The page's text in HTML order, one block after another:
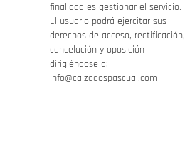
finalidad es gestionar el servicio.
El usuario podrá ejercitar sus
derechos de acceso, rectificación,
cancelación y oposición
dirigiéndose a:
info@calzadospascual.com